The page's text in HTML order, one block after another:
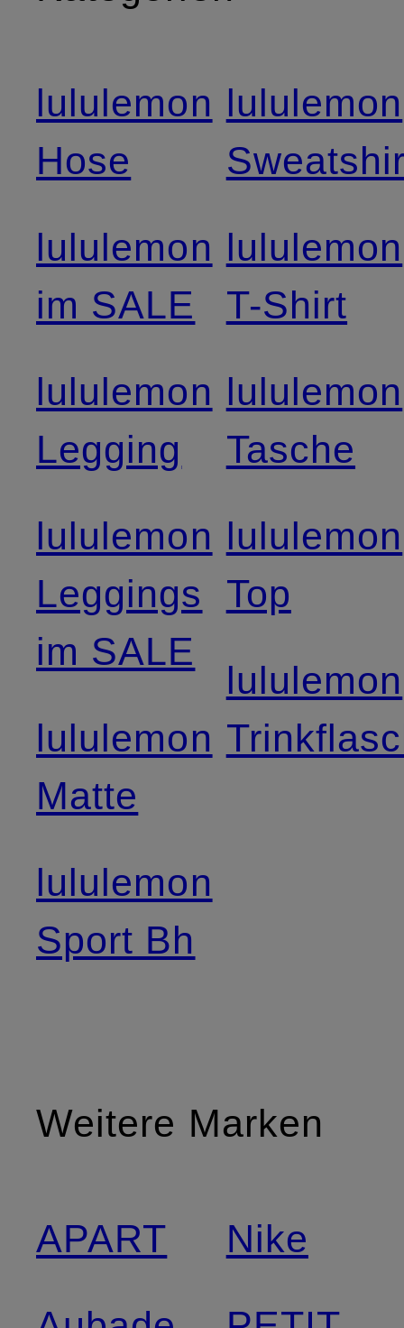
lululemon
Hose
lululemon
im SALE
lululemon
Legging
lululemon
Leggings
im SALE
lululemon
Matte
lululemon
Sport Bh
lululemon
lululemon
T-Shirt
lululemon
Tasche
lululemon
Top
lululemon
Weitere Marken
APART
Nike